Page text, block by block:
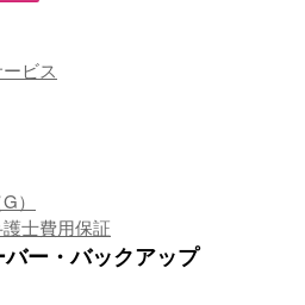
ビス
）
士費用保証
ー・バックアップ